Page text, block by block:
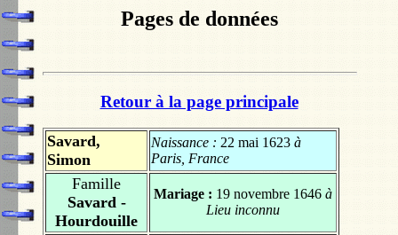
Pages de données
Retour à la page principale
Savard,
Simon
Naissance : 22 mai 1623 à
Paris, France
Famille
Savard -
Hourdouille
Mariage : 19 novembre 1646 à
Lieu inconnu